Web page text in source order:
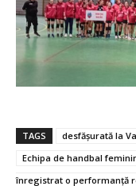
TAGS
desfășurată la
Echipa de handbal
înregistrat o performanță